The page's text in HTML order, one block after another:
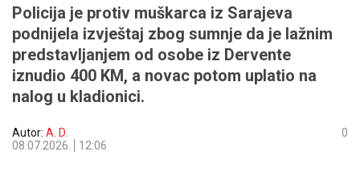
Policija je protiv muškarca iz Sarajeva
podnijela izvještaj zbog sumnje da je lažnim
predstavljanjem od osobe iz Dervente
iznudio 400 KM, a novac potom uplatio na
nalog u kladionici.
Autor: A. D.
08.07.2026.
12:06
0